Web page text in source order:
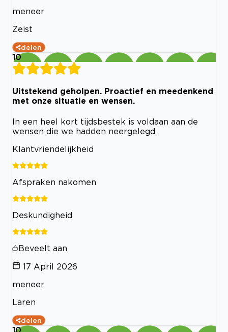
meneer
Zeist
delen
10
Uitstekend geholpen. Proactief en meedenkend
met onze situatie en wensen.
In een heel kort tijdsbestek is voldaan aan de
wensen die we hadden neergelegd.
Klantvriendelijkheid
Afspraken nakomen
Deskundigheid
Beveelt aan
17 April 2026
meneer
Laren
delen
10